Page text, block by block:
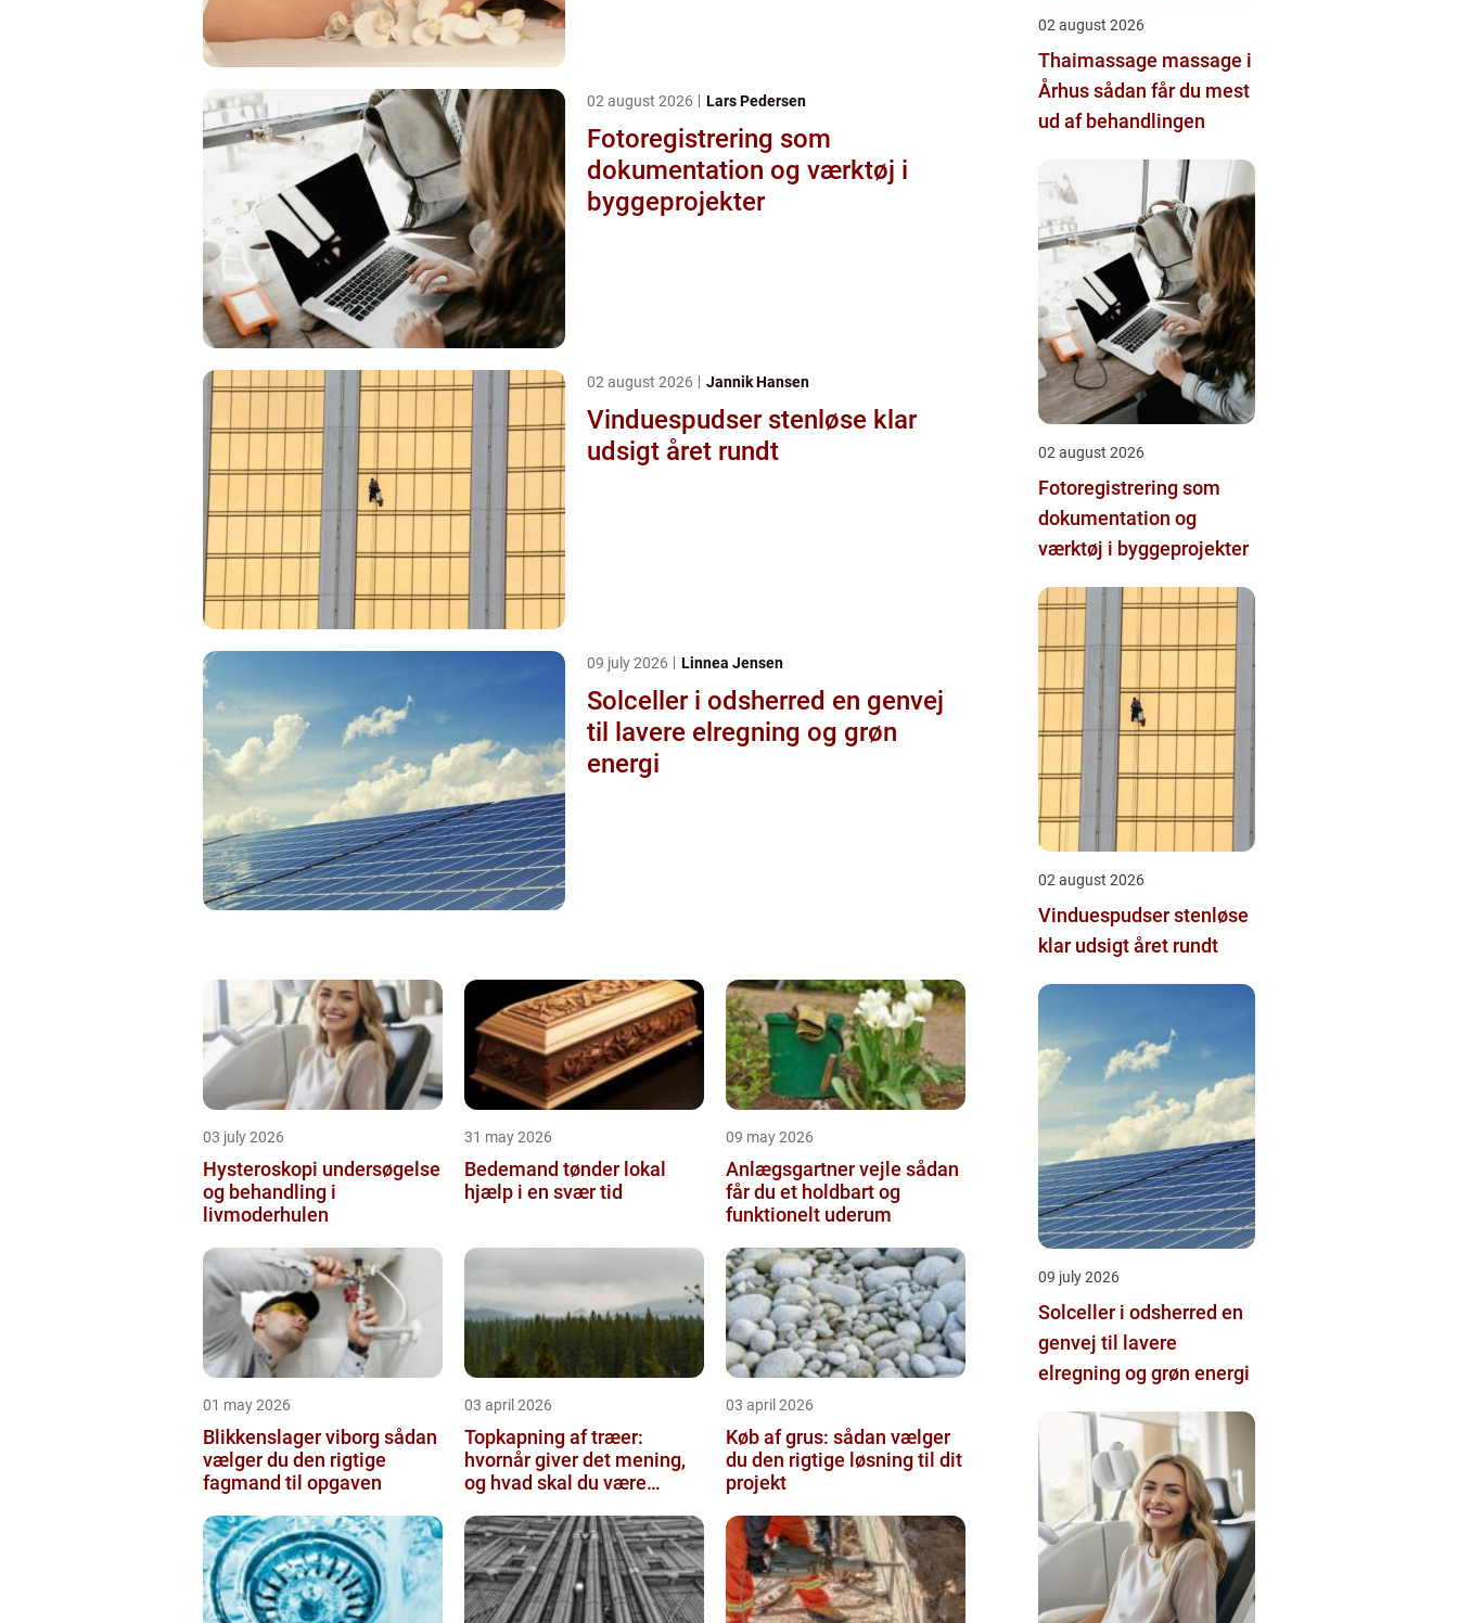
02 august 2026 Lars Pedersen
Fotoregistrering som
dokumentation og værktøj i
byggeprojekter
02 august 2026 Jannik Hansen
Vinduespudser stenløse klar
udsigt året rundt
09 july 2026 Linnea Jensen
Solceller i odsherred en genvej
til lavere elregning og grøn
energi
03 july 2026
Hysteroskopi undersøgelse
og behandling i
livmoderhulen
31 may 2026
Bedemand tønder lokal
hjælp i en svær tid
09 may 2026
Anlægsgartner vejle sådan
får du et holdbart og
funktionelt uderum
01 may 2026
Blikkenslager viborg sådan
vælger du den rigtige
fagmand til opgaven
03 april 2026
Topkapning af træer:
hvornår giver det mening,
og hvad skal du være
03 april 2026
Køb af grus: sådan vælger
du den rigtige løsning til dit
projekt
02 august 2026
Thaimassage massage i
Århus sådan får du mest
ud af behandlingen
02 august 2026
Fotoregistrering som
dokumentation og
værktøj i byggeprojekter
02 august 2026
Vinduespudser stenløse
klar udsigt året rundt
09 july 2026
Solceller i odsherred en
genvej til lavere
elregning og grøn energi